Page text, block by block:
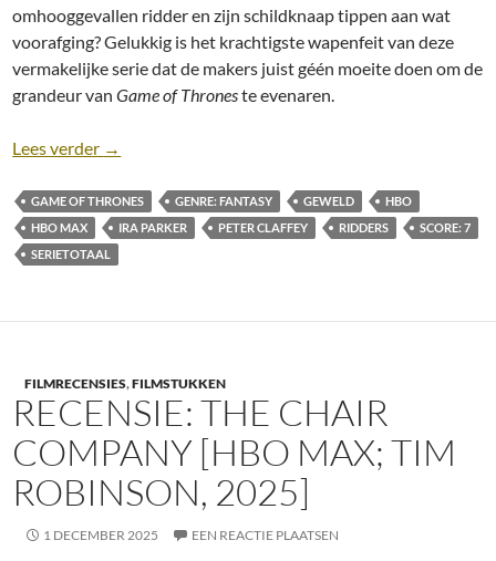
omhooggevallen ridder en zijn schildknaap tippen aan wat
voorafging? Gelukkig is het krachtigste wapenfeit van deze
vermakelijke serie dat de makers juist géén moeite doen om de
grandeur vanGame of Throneste evenaren.
Lees verder Recensie: A Knight of the Seven Kingdoms
→
GAME OF THRONES GENRE: FANTASY GEWELD
HBO
HBO MAX
IRA PARKER PETER CLAFFEY RIDDERS
SCORE: 7
SERIETOTAAL
FILMRECENSIES,FILMSTUKKEN
RECENSIE: THE CHAIR
COMPANY [HBO MAX; TIM
ROBINSON, 2025]
1 DECEMBER 2025 EEN REACTIE PLAATSEN